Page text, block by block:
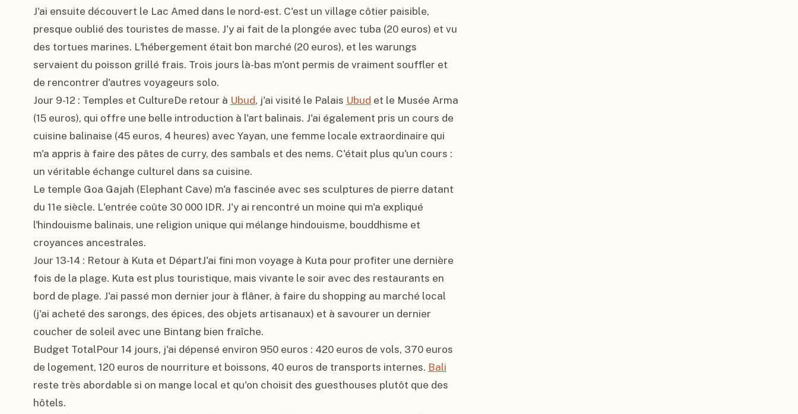
J'ai ensuite découvert le Lac Amed dans le nord-est. C'est un village côtier paisible,
presque oublié des touristes de masse. J'y ai fait de la plongée avec tuba (20 euros) et vu
des tortues marines. L'hébergement était bon marché (20 euros), et les warungs
servaient du poisson grillé frais. Trois jours là-bas m'ont permis de vraiment souffler et
de rencontrer d'autres voyageurs solo.
Jour 9-12 : Temples et CultureDe retour à Ubud, j'ai visité le Palais Ubud et le Musée Arma
(15 euros), qui offre une belle introduction à l'art balinais. J'ai également pris un cours de
cuisine balinaise (45 euros, 4 heures) avec Yayan, une femme locale extraordinaire qui
m'a appris à faire des pâtes de curry, des sambals et des nems. C'était plus qu'un cours :
un véritable échange culturel dans sa cuisine.
Le temple Goa Gajah (Elephant Cave) m'a fascinée avec ses sculptures de pierre datant
du 11e siècle. L'entrée coûte 30 000 IDR. J'y ai rencontré un moine qui m'a expliqué
l'hindouisme balinais, une religion unique qui mélange hindouisme, bouddhisme et
croyances ancestrales.
Jour 13-14 : Retour à Kuta et DépartJ'ai fini mon voyage à Kuta pour profiter une dernière
fois de la plage. Kuta est plus touristique, mais vivante le soir avec des restaurants en
bord de plage. J'ai passé mon dernier jour à flâner, à faire du shopping au marché local
(j'ai acheté des sarongs, des épices, des objets artisanaux) et à savourer un dernier
coucher de soleil avec une Bintang bien fraîche.
Budget TotalPour 14 jours, j'ai dépensé environ 950 euros : 420 euros de vols, 370 euros
de logement, 120 euros de nourriture et boissons, 40 euros de transports internes. Bali
reste très abordable si on mange local et qu'on choisit des guesthouses plutôt que des
hôtels.